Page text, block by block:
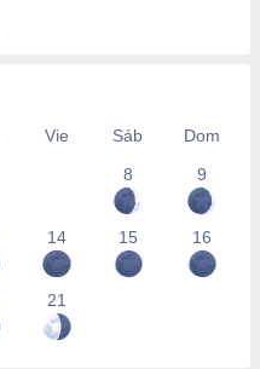
Vie Sáb
Dom
8
9
14 15 16
21